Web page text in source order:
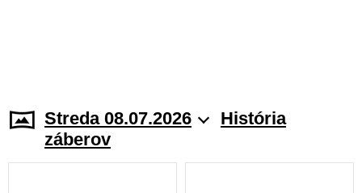
Streda 08.07.2026
História
záberov